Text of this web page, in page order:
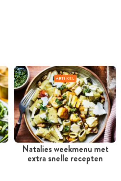
ARTIKEL
Natalies weekmenu met
extra snelle recepten